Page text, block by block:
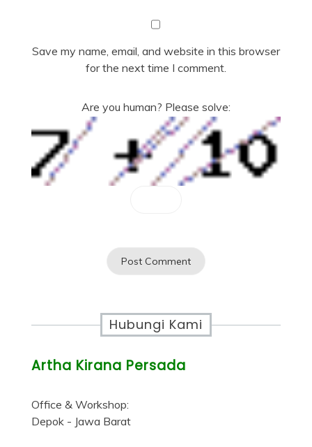
Save my name, email, and website in this browser
for the next time I comment.
Are you human? Please solve:
Hubungi Kami
Artha Kirana Persada
Office & Workshop:
Depok - Jawa Barat